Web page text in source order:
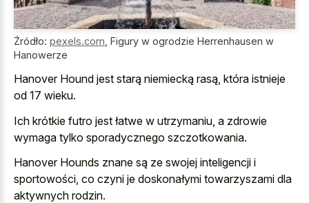
Źródło: pexels.com Figury w ogrodzie Herrenhausen w
Hanowerze
Hanover Hound jest starą niemiecką rasą, która istnieje
od 17 wieku.
Ich krótkie futro jest łatwe w utrzymaniu, a zdrowie
wymaga tylko sporadycznego szczotkowania.
Hanover Hounds znane są ze swojej inteligencji i
sportowości, co czyni je doskonałymi towarzyszami dla
aktywnych rodzin.